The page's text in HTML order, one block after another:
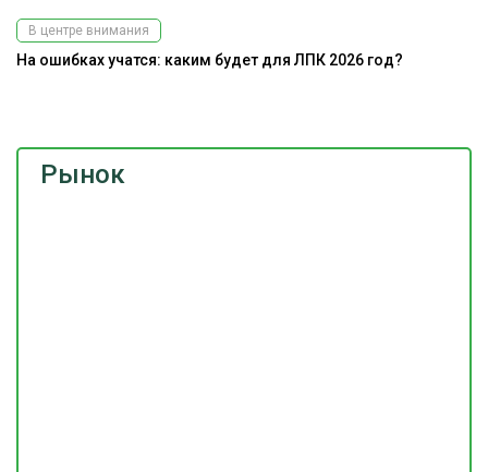
Рынок
В центре внимания
На ошибках учатся: каким будет для ЛПК 2026 год?